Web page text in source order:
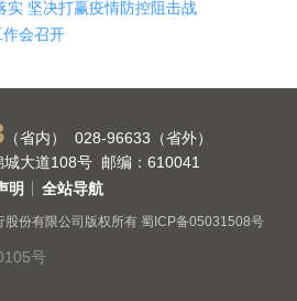
实 坚决打赢疫情防控阻击战
会召开
（省内） 028-96633（省外）
大道108号 邮编：610041
明 全站导航
股份有限公司版权所有 蜀ICP备05031508号
号